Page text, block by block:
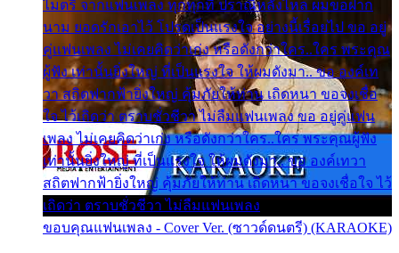
ไมตรี จากแฟนเพลง ทุกทุกที่ ปราณีหลั่งไหล ผมขอฝาก
นาม ยอดรักเอาไว้ โปรดเป็นแรงใจ อย่างนี้เรื่อยไป ขอ อยู่
คู่แฟนเพลง ไม่เคยคิดว่าเก่ง หรือดังกว่าใคร..ใคร พระคุณ
ผู้ฟัง เท่านั้นยิ่งใหญ่ ที่เป็นแรงใจ ให้ผมดังมา.. ขอ องค์เท
วา สถิตฟากฟ้ายิ่งใหญ่ คุ้มภัยให้ท่าน เถิดหนา ขอจงเชื่อ
ใจ ไว้เถิดว่า ตราบชั่วชีวา ไม่ลืมแฟนเพลง ขอ อยู่คู่แฟน
เพลง ไม่เคยคิดว่าเก่ง หรือดังกว่าใคร..ใคร พระคุณผู้ฟัง
เท่านั้นยิ่งใหญ่ ที่เป็นแรงใจ ให้ผมดังมา.. ขอ องค์เทวา
สถิตฟากฟ้ายิ่งใหญ่ คุ้มภัยให้ท่าน เถิดหนา ขอจงเชื่อใจ ไว้
เถิดว่า ตราบชั่วชีวา ไม่ลืมแฟนเพลง
ขอบคุณแฟนเพลง - Cover Ver. (ซาวด์ดนตรี) (KARAOKE)